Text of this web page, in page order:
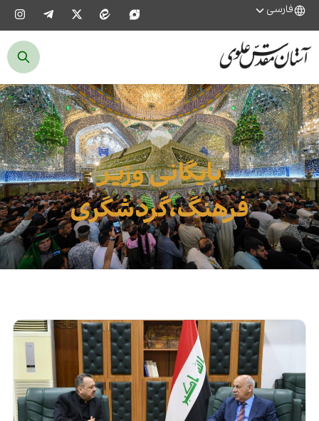
فارسی
بایگانی وزیر
فرهنگ،گردشگری